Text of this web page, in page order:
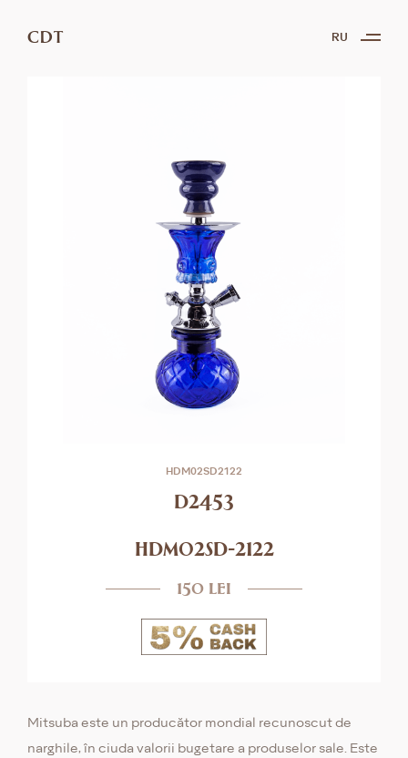
CDT RU
HDM02SD2122
d2453
hdm02sd-2122
150 lei
Mitsuba este un producător mondial recunoscut de
narghile, în ciuda valorii bugetare a produselor sale. Este